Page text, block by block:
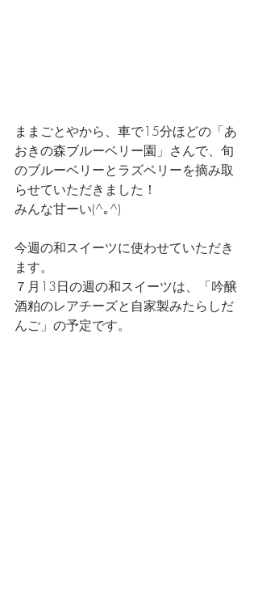
ままごとやから、車で15分ほどの「あ
おきの森ブルーベリー園」さんで、旬
のブルーベリーとラズベリーを摘み取
らせていただきました！
みんな甘ーい(^｡^)
今週の和スイーツに使わせていただき
ます。
７月13日の週の和スイーツは、「吟醸
酒粕のレアチーズと自家製みたらしだ
んご」の予定です。